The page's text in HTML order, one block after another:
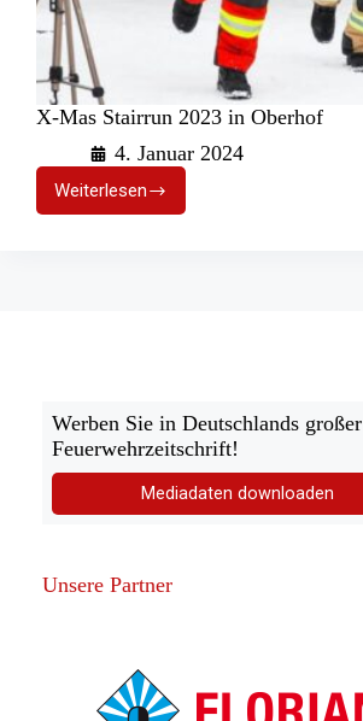
X-Mas Stairrun 2023 in Oberhof
4. Januar 2024
Weiterlesen
X-
Mas
Werben Sie in Deutschlands großer
Feuerwehrzeitschrift!
Mediadaten downloaden
Unsere Partner